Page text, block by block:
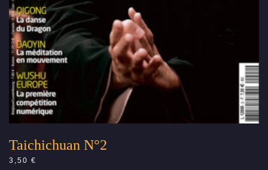
Taichichuan N°2
3,50 €